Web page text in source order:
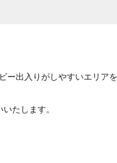
出入りがしやすいエリア
たします。